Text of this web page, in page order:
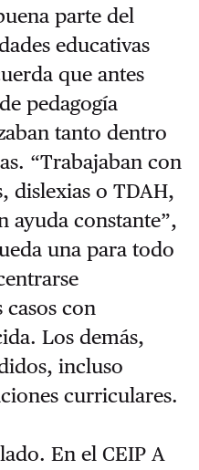
parte del
educativas
que antes
pedagogía
tanto dentro
“Trabajaban con
dislexias o TDAH,
ayuda constante”,
una para todo
casos con
Los demás,
incluso
curriculares.
En el CEIP A